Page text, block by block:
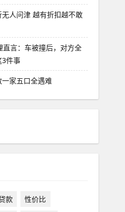
人问津 越有折扣越不敢
直言：车被撞后，对方全
3件事
家五口全遇难
款
性价比